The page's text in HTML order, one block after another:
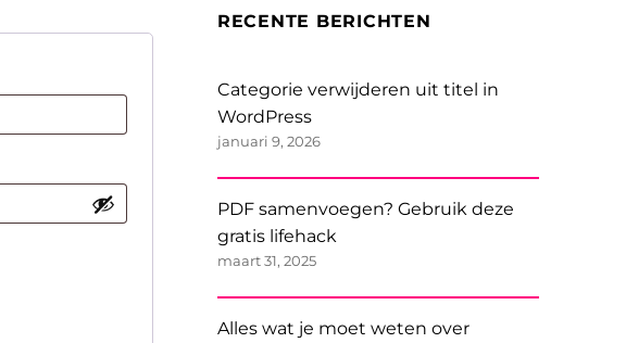
RECENTE BERICHTEN
Categorie verwijderen uit titel in
WordPress
januari 9, 2026
PDF samenvoegen? Gebruik deze
gratis lifehack
maart 31, 2025
Alles wat je moet weten over